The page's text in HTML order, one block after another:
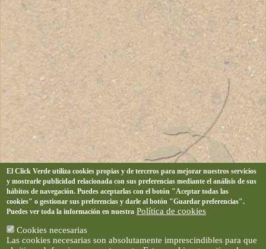
El Click Verde utiliza cookies propias y de terceros para mejorar nuestros servicios
y mostrarle publicidad relacionada con sus preferencias mediante el análisis de sus
hábitos de navegación. Puedes aceptarlas con el botón "Aceptar todas las
cookies" o gestionar sus preferencias y darle al botón "Guardar preferencias".
Puedes ver toda la información en nuestra Política de cookies
Cookies necesarias
Las cookies necesarias son absolutamente imprescindibles para que